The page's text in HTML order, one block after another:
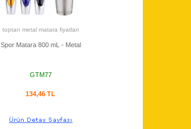
toptan metal matara fiyatları
Spor Matara 800 mL - Metal
GTM77
134,46 TL